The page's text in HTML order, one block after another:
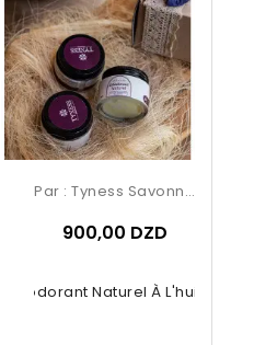
Déodorant Naturel À L'huile...
Par : Tyness Savonnerie
900,00 DZD